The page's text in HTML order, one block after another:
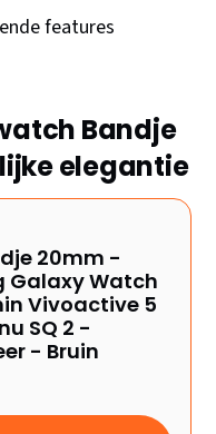
features
Bandje
elegantie
20mm -
Galaxy Watch
Vivoactive 5
SQ 2 -
- Bruin